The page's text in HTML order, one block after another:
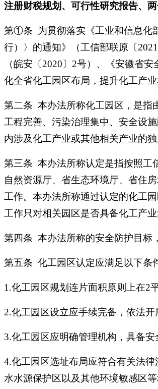
注册财税规划、可行性研究报告、
第①条 为贯彻落实《工业和信息化
行）〉的通知》（工信部联原〔
（皖安〔2020〕2号）、《安徽省
化全省化工园区布局，提升化工产
第二条 本办法所称化工园区，是指
工程完善、污染治理集中、安全设
内涉及化工产业或其他相关产业的独
第三条 本办法所称认定是指按照工
自然资源厅、省生态环境厅、省住
工作。本办法所称通过认定的化工
工作只对相关园区是否具备化工产
第四条 本办法所称的安全防护目标
第五条 化工园区认定应满足以下条
1.化工园区规划连片面积原则上在2
2.化工园区设立应手续完备，依法
3.化工园区应明确管理机构，具备
4.化工园区选址布局应符合有关法
水水源保护区以及其他环境敏感区